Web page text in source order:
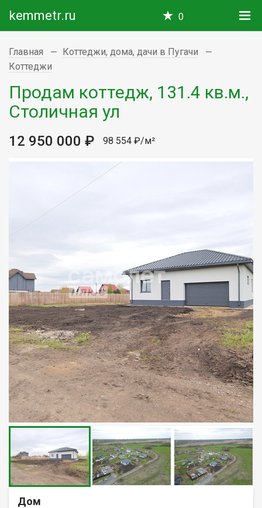
kemmetr.ru 0
Главная
Коттеджи, дома, дачи в Пугачи
Коттеджи
Продам коттедж, 131.4 кв.м.,
Столичная ул
12 950 000 ₽ 98 554 ₽/м²
Дом